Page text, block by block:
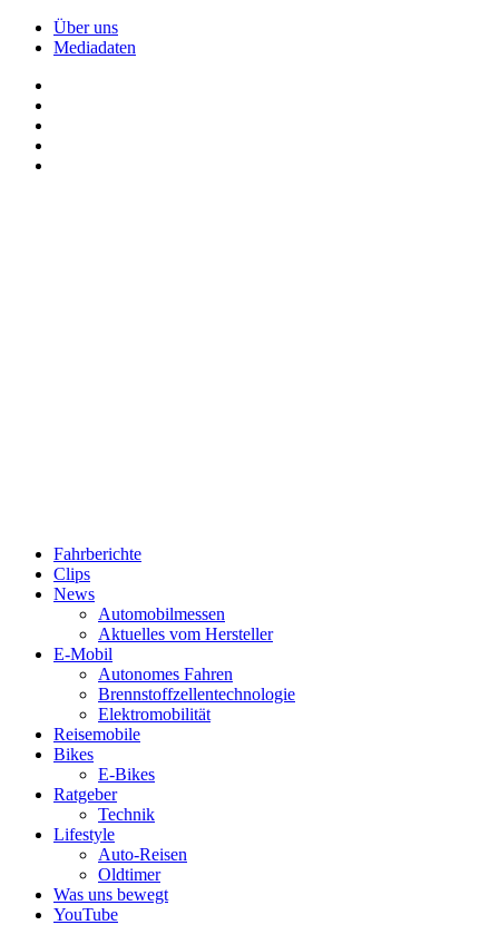
Über uns
Mediadaten
Fahrberichte
Clips
News
Automobilmessen
Aktuelles vom Hersteller
E-Mobil
Autonomes Fahren
Brennstoffzellentechnologie
Elektromobilität
Reisemobile
Bikes
E-Bikes
Ratgeber
Technik
Lifestyle
Auto-Reisen
Oldtimer
Was uns bewegt
YouTube